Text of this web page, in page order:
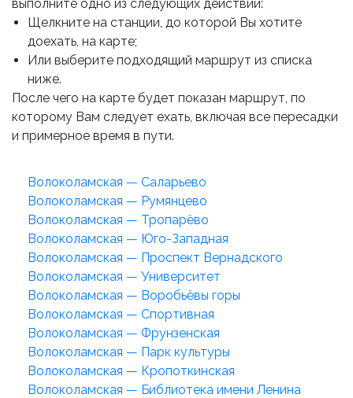
выполните одно из следующих действий:
Щелкните на станции, до которой Вы хотите
доехать, на карте;
Или выберите подходящий маршрут из списка
ниже.
После чего на карте будет показан маршрут, по
которому Вам следует ехать, включая все пересадки
и примерное время в пути.
Волоколамская — Саларьево
Волоколамская — Румянцево
Волоколамская — Тропарёво
Волоколамская — Юго-Западная
Волоколамская — Проспект Вернадского
Волоколамская — Университет
Волоколамская — Воробьёвы горы
Волоколамская — Спортивная
Волоколамская — Фрунзенская
Волоколамская — Парк культуры
Волоколамская — Кропоткинская
Волоколамская — Библиотека имени Ленина